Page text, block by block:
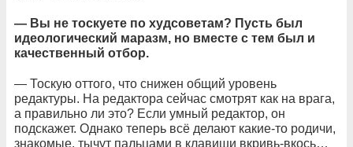
— Вы не тоскуете по худсоветам? Пусть был
идеологический маразм, но вместе с тем был и
качественный отбор.
— Тоскую оттого, что снижен общий уровень
редактуры. На редактора сейчас смотрят как на врага,
а правильно ли это? Если умный редактор, он
подскажет. Однако теперь всё делают какие-то родичи,
знакомые, тычут пальцами в клавиши вкривь-вкось…